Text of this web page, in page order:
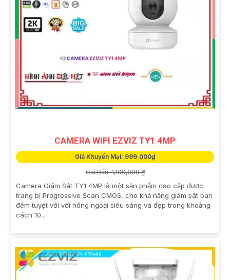
CAMERA WIFI EZVIZ TY1 4MP
Giá Khuyến Mại: 999.000₫
Giá Bán: 1,100,000 ₫
Camera Giám Sát TY1 4MP là một sản phẩm cao cấp được
trang bị Progressive Scan CMOS, cho khả năng giám sát ban
đêm tuyệt vời với hồng ngoại siêu sáng và đẹp trong khoảng
cách 10...